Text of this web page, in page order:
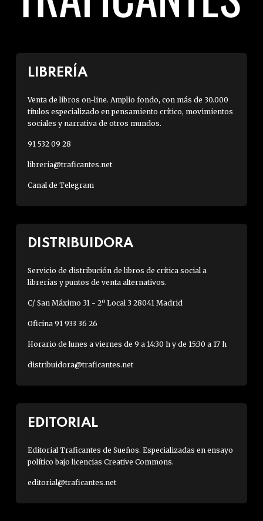
LIBRERÍA
Venta de libros on-line. Amplio fondo, con más de 30.000
títulos especializado en pensamiento crítico, movimientos
sociales y narrativa de otros mundos.
91 532 09 28
libreria@traficantes.net
Canal de Telegram
DISTRIBUIDORA
Servicio de distribución de libros de crítica social a
librerías y puntos de venta alternativos.
C/ San Máximo 31 - 2º Local 3 28041 Madrid
Oficina 91 933 36 26
Horario de lunes a viernes de 9 a 14:30 h y de 15:30 a 17 h
distribuidora@traficantes.net
EDITORIAL
Editorial Traficantes de Sueños. Especializadas en ensayo
político bajo licencias Creative Commons.
editorial@traficantes.net